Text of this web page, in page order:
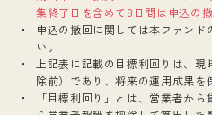
集終了日を含めて8日間は申込の
申込の撤回に関しては本ファン
い。
上記表に記載の目標利回りは、
除前）であり、将来の運用成果を
「目標利回り」とは、営業者か